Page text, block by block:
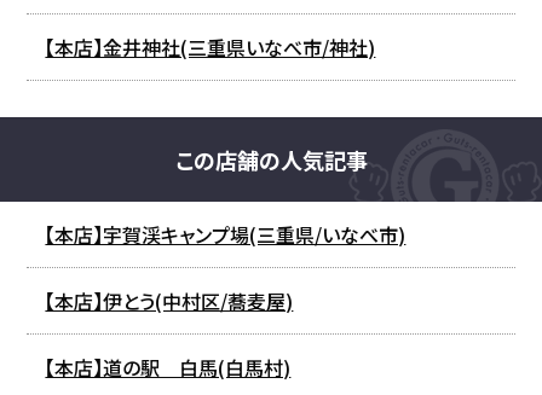
【本店】金井神社(三重県いなべ市/神社)
この店舗の人気記事
【本店】宇賀渓キャンプ場(三重県/いなべ市)
【本店】伊とう(中村区/蕎麦屋)
【本店】道の駅 白馬(白馬村)